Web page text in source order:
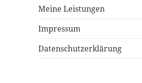
Meine Leistungen
Impressum
Datenschutzerklärung